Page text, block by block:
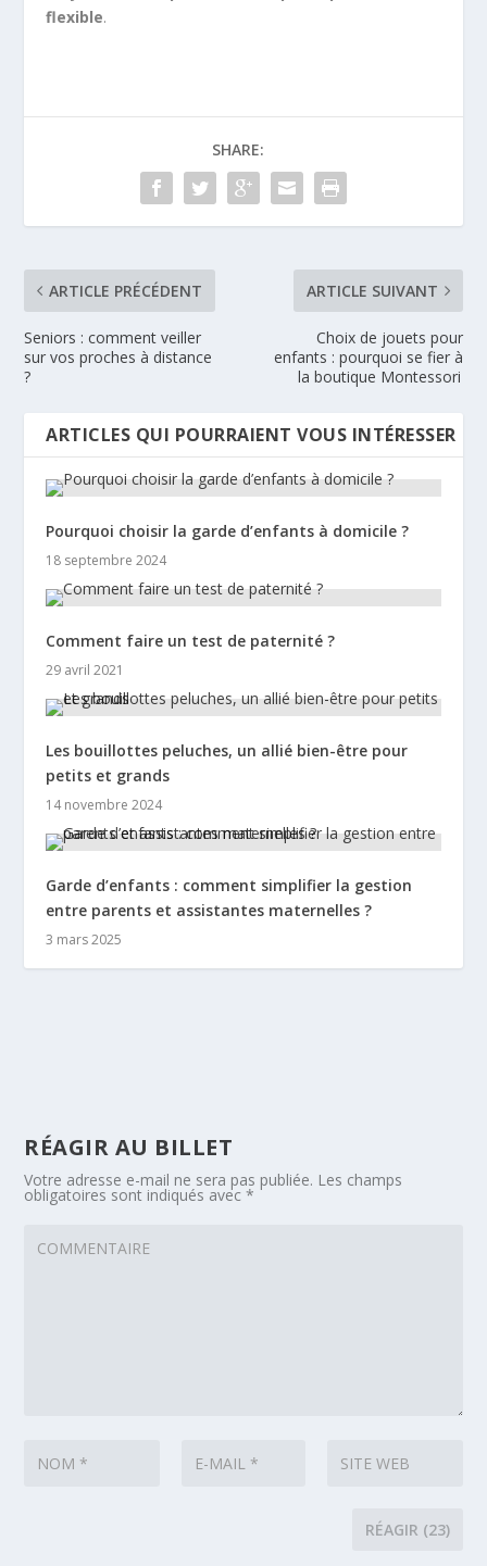
flexible.
SHARE:
ARTICLE PRÉCÉDENT
Seniors : comment veiller
sur vos proches à distance
?
ARTICLE SUIVANT
Choix de jouets pour
enfants : pourquoi se fier à
la boutique Montessori
ARTICLES QUI POURRAIENT VOUS INTÉRESSER
Pourquoi choisir la garde d’enfants à domicile ?
18 septembre 2024
Comment faire un test de paternité ?
29 avril 2021
Les bouillottes peluches, un allié bien-être pour
petits et grands
14 novembre 2024
Garde d’enfants : comment simplifier la gestion
entre parents et assistantes maternelles ?
3 mars 2025
RÉAGIR AU BILLET
Votre adresse e-mail ne sera pas publiée. Les champs
obligatoires sont indiqués avec*